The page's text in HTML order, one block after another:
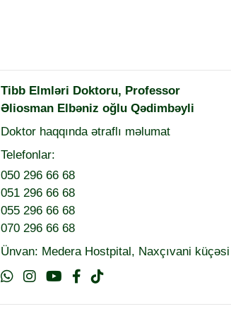
Tibb Elmləri Doktoru, Professor
Əliosman Elbəniz oğlu Qədimbəyli
Doktor haqqında ətraflı məlumat
Telefonlar:
050 296 66 68
051 296 66 68
055 296 66 68
070 296 66 68
Ünvan: Medera Hostpital, Naxçıvani